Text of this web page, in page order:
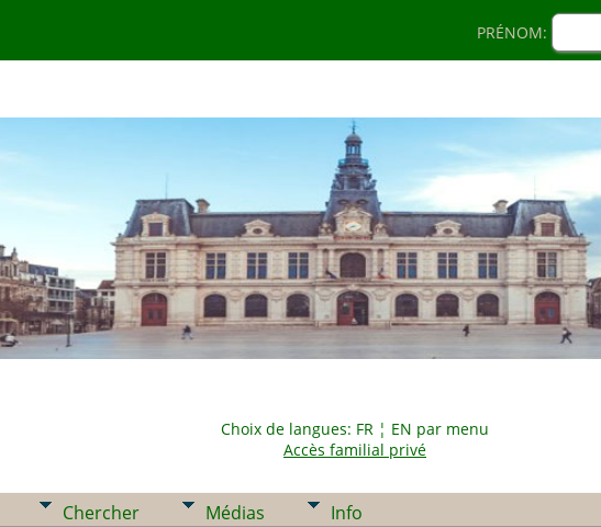
PRÉNOM:
Choix de langues: FR ¦ EN par menu
Accès familial privé
Chercher Médias Info